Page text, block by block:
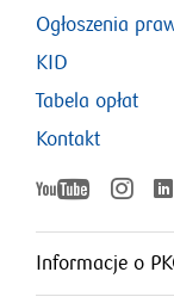
Ogłoszenia
KID
Tabela opłat
Kontakt
się
Informacje o